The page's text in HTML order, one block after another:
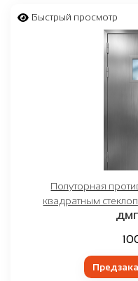
Быстрый просмотр
Полуторная
квадратным